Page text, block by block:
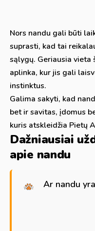
Nors nandu gali būti
suprasti, kad tai
sąlygų. Geriausia vieta
aplinka, kur jis gali
instinktus.
Galima sakyti, kad
bet ir savitas, įdomus
kuris atskleidžia Pietų
Dažniausiai
apie nandu
Ar nandu